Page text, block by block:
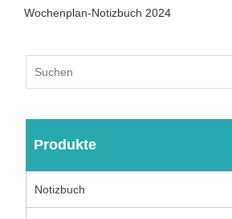
Wochenplan-Notizbuch 2024
Produkte
Notizbuch